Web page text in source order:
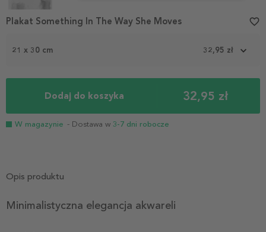
1
21 x 30 cm 32,95 zł
Dodaj do koszyka 32,95 zł
W magazynie - Dostawa w 3-7 dni robocze
Plakat Something In The Way She Moves favorite_border
Opis produktu
Minimalistyczna elegancja akwareli